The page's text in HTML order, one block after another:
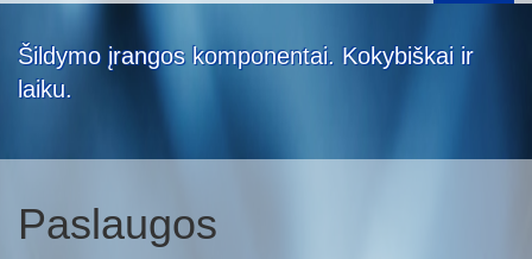
Šildymo įrangos komponentai. Kokybiškai ir
laiku.
Paslaugos